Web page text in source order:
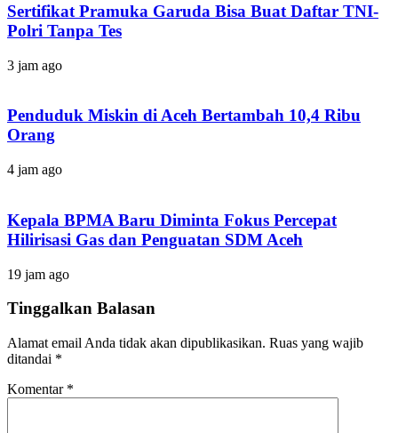
Sertifikat Pramuka Garuda Bisa Buat Daftar TNI-
Polri Tanpa Tes
3 jam ago
Penduduk Miskin di Aceh Bertambah 10,4 Ribu
Orang
4 jam ago
Kepala BPMA Baru Diminta Fokus Percepat
Hilirisasi Gas dan Penguatan SDM Aceh
19 jam ago
Tinggalkan Balasan
Alamat email Anda tidak akan dipublikasikan. Ruas yang wajib
ditandai *
Komentar *